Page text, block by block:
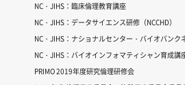
NC・JIHS：臨床倫理教育講座
NC・JIHS：データサイエンス研修（NCCHD）
NC・JIHS：ナショナルセンター・バイオバンク
NC・JIHS：バイオインフォマティシャン育成講
PRIMO 2019年度研究倫理研修会